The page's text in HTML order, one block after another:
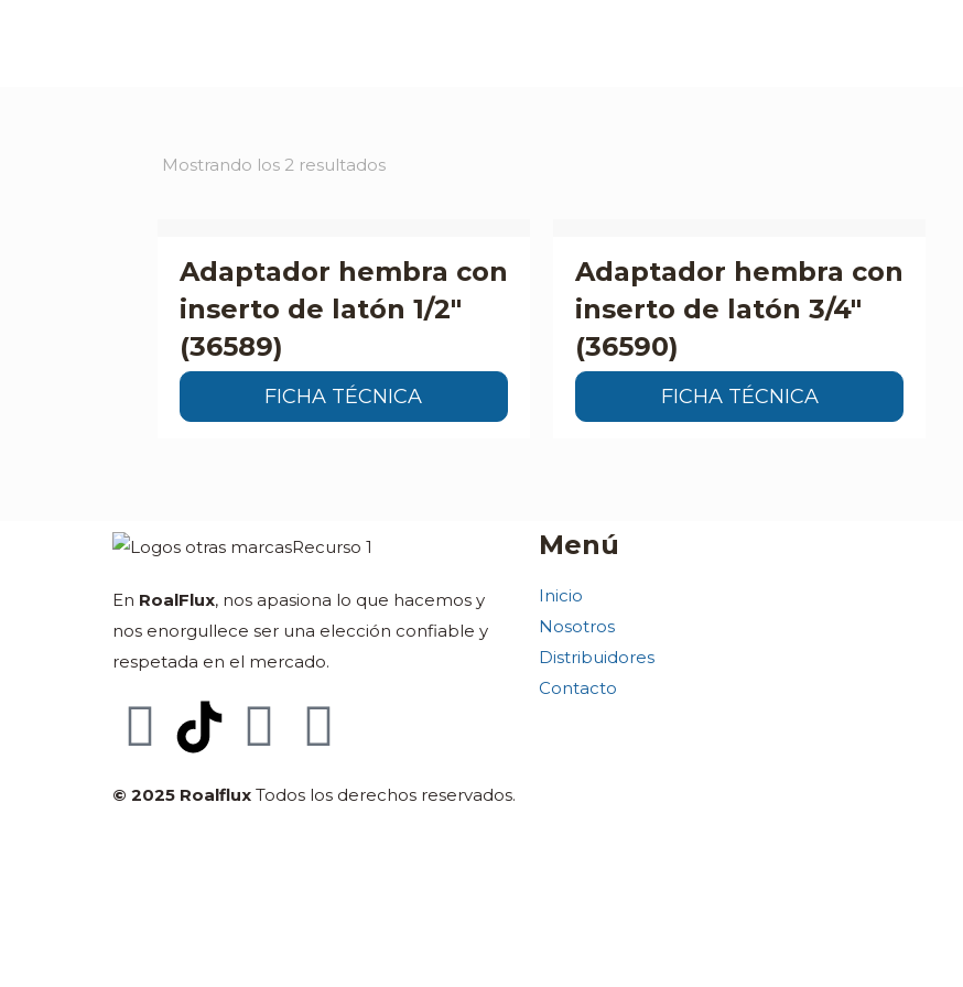
Mostrando los 2 resultados
Adaptador hembra con
inserto de latón 1/2″
(36589)
FICHA TÉCNICA
Adaptador hembra con
inserto de latón 3/4″
(36590)
FICHA TÉCNICA
En RoalFlux, nos apasiona lo que hacemos y
nos enorgullece ser una elección confiable y
respetada en el mercado.
Menú
Inicio
Nosotros
Distribuidores
Contacto
© 2025 Roalflux Todos los derechos reservados.